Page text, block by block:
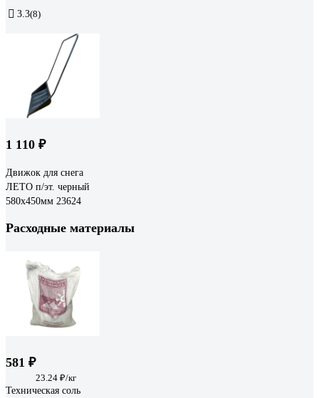
3.3(8)
1 110 ₽
Движок для снега
ЛЕТО п/эт. черный
580x450мм 23624
Расходные материалы
581 ₽
23.24 ₽/кг
Техническая соль